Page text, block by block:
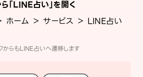
「LINE占い」を開く
ホーム ＞ サービス ＞ LINE占い
らもLINE占いへ遷移します